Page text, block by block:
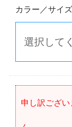
カラー／サイズ
申し訳ござ